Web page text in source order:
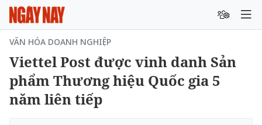
VĂN HÓA DOANH NGHIỆP
Viettel Post được vinh danh Sản
phẩm Thương hiệu Quốc gia 5
năm liên tiếp